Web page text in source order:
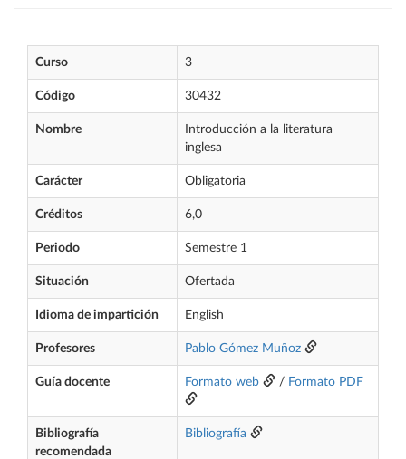
Curso 3
Código 30432
Nombre
Introducción a la literatura
inglesa
Carácter Obligatoria
Créditos 6,0
Periodo Semestre 1
Situación Ofertada
Idioma de impartición English
Profesores Pablo Gómez Muñoz
Guía docente Formato web / Formato PDF
Bibliografía
recomendada
Bibliografía